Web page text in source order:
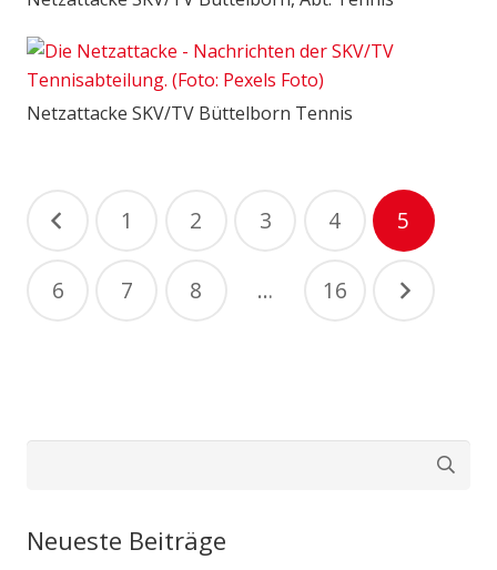
Netzattacke SKV/TV Büttelborn Tennis
Beitragsnavigation
1 2 3 4 5
6 7 8 … 16
Neueste Beiträge